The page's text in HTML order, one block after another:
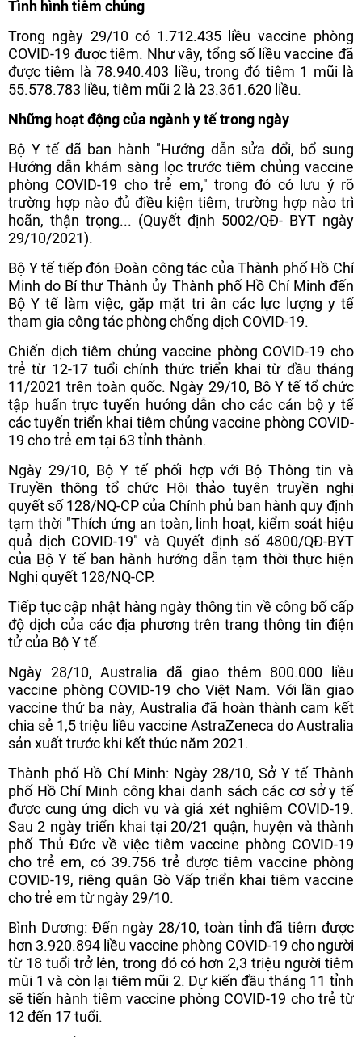
Tình hình tiêm chủng
Trong ngày 29/10 có 1.712.435 liều vaccine phòng
COVID-19 được tiêm. Như vậy, tổng số liều vaccine đã
được tiêm là 78.940.403 liều, trong đó tiêm 1 mũi là
55.578.783 liều, tiêm mũi 2 là 23.361.620 liều.
Những hoạt động của ngành y tế trong ngày
Bộ Y tế đã ban hành "Hướng dẫn sửa đổi, bổ sung
Hướng dẫn khám sàng lọc trước tiêm chủng vaccine
phòng COVID-19 cho trẻ em," trong đó có lưu ý rõ
trường hợp nào đủ điều kiện tiêm, trường hợp nào trì
hoãn, thận trọng... (Quyết định 5002/QĐ- BYT ngày
29/10/2021).
Bộ Y tế tiếp đón Đoàn công tác của Thành phố Hồ Chí
Minh do Bí thư Thành ủy Thành phố Hồ Chí Minh đến
Bộ Y tế làm việc, gặp mặt tri ân các lực lượng y tế
tham gia công tác phòng chống dịch COVID-19.
Chiến dịch tiêm chủng vaccine phòng COVID-19 cho
trẻ từ 12-17 tuổi chính thức triển khai từ đầu tháng
11/2021 trên toàn quốc. Ngày 29/10, Bộ Y tế tổ chức
tập huấn trực tuyến hướng dẫn cho các cán bộ y tế
các tuyến triển khai tiêm chủng vaccine phòng COVID-
19 cho trẻ em tại 63 tỉnh thành.
Ngày 29/10, Bộ Y tế phối hợp với Bộ Thông tin và
Truyền thông tổ chức Hội thảo tuyên truyền nghị
quyết số 128/NQ-CP của Chính phủ ban hành quy định
tạm thời "Thích ứng an toàn, linh hoạt, kiểm soát hiệu
quả dịch COVID-19" và Quyết định số 4800/QĐ-BYT
của Bộ Y tế ban hành hướng dẫn tạm thời thực hiện
Nghị quyết 128/NQ-CP.
Tiếp tục cập nhật hàng ngày thông tin về công bố cấp
độ dịch của các địa phương trên trang thông tin điện
tử của Bộ Y tế.
Ngày 28/10, Australia đã giao thêm 800.000 liều
vaccine phòng COVID-19 cho Việt Nam. Với lần giao
vaccine thứ ba này, Australia đã hoàn thành cam kết
chia sẻ 1,5 triệu liều vaccine AstraZeneca do Australia
sản xuất trước khi kết thúc năm 2021.
Thành phố Hồ Chí Minh: Ngày 28/10, Sở Y tế Thành
phố Hồ Chí Minh công khai danh sách các cơ sở y tế
được cung ứng dịch vụ và giá xét nghiệm COVID-19.
Sau 2 ngày triển khai tại 20/21 quận, huyện và thành
phố Thủ Đức về việc tiêm vaccine phòng COVID-19
cho trẻ em, có 39.756 trẻ được tiêm vaccine phòng
COVID-19, riêng quận Gò Vấp triển khai tiêm vaccine
cho trẻ em từ ngày 29/10.
Bình Dương: Đến ngày 28/10, toàn tỉnh đã tiêm được
hơn 3.920.894 liều vaccine phòng COVID-19 cho người
từ 18 tuổi trở lên, trong đó có hơn 2,3 triệu người tiêm
mũi 1 và còn lại tiêm mũi 2. Dự kiến đầu tháng 11 tỉnh
sẽ tiến hành tiêm vaccine phòng COVID-19 cho trẻ từ
12 đến 17 tuổi.